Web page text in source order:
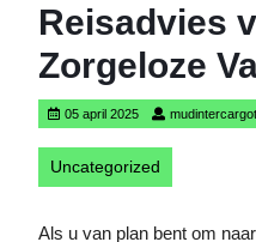
Reisadvies
Zorgeloze
05 april 202505
april
2025
Uncategorized
Als u van plan bent om